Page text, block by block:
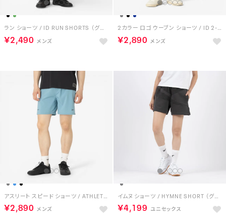
ラン ショーツ / ID RUN SHORTS （グリーン）
￥2,490
2カラー ロゴ ウーブン ショーツ / ID 2-COLOR LOGO 7 SHORT （グレー）
￥2,890
アスリート スピード ショーツ / ATHLETE SPEED SHORT （ブルー）
￥2,890
イムヌ ショーツ / HYMNE SHORT （グレー）
￥4,199